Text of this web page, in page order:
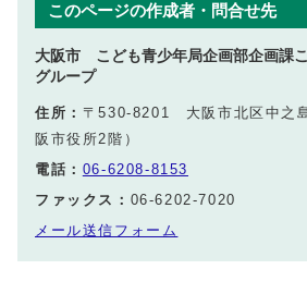
このページの作成者・問合せ先
大阪市 こども青少年局企画部企画課
グループ
住所： 〒530-8201 大阪市北区中之
阪市役所2階）
電話： 06-6208-8153
ファックス： 06-6202-7020
メール送信フォーム